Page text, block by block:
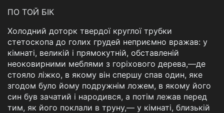
ПО ТОЙ БІК
Холодний доторк твердої круглої трубки
стетоскопа до голих грудей неприємно вражав: у
кімнаті, великій і прямокутній, обставленій
неоковирними меблями з горіхового дерева,—де
стояло ліжко, в якому він спершу спав один, яке
згодом було йому подружнім ложем, в якому його
син був зачатий і народився, а потім лежав перед
тим, як його поклали в труну,— у кімнаті, близькій